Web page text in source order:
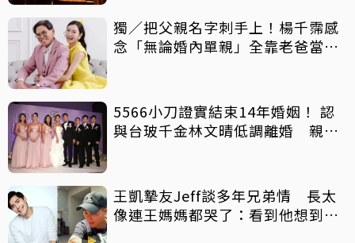
獨／把父親名字刺手上！楊千霈感
念「無論婚內單親」全靠老爸當後
5566小刀證實結束14年婚姻！ 認
與台玻千金林文晴低調離婚 親發
王凱摯友Jeff談多年兄弟情 長太
像連王媽媽都哭了：看到他想到兒